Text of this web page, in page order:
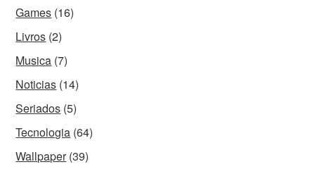
Games (16)
Livros (2)
Musica (7)
Noticias (14)
Seriados (5)
Tecnologia (64)
Wallpaper(39)